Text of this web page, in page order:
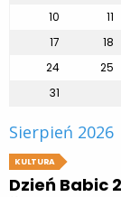
10
11
17
18
24
25
31
Sierpień 2026
KULTURA
Dzień Babic